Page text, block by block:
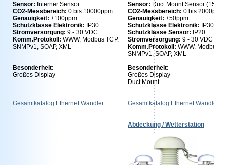
Sensor: Interner Sensor
CO2-Messbereich: 0 bis 10000ppm
Genauigkeit: ±100ppm
Schutzklasse Elektronik:
IP30
Stromversorgung: 9 - 30 VDC
Komm.Protokoll: WWW, Modbus TCP,
SNMPv1, SOAP, XML
Besonderheit:
Großes Display
Sensor: Duct Mount Sensor
CO2-Messbereich: 0 bis 2000ppm
Genauigkeit: ±50ppm
Schutzklasse Elektronik:
IP30
Schutzklasse Sensor:
IP20
Stromversorgung: 9 - 30 VDC
Komm.Protokoll: WWW, Modbus
SNMPv1, SOAP, XML
Besonderheit:
Großes Display
Duct Mount
Gesamtkatalog Ethernet Wandler Gesamtkatalog Ethernet Wandler
Abdeckung / Wetterstation